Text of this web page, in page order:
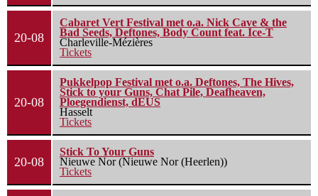
20-08
Cabaret Vert Festival met o.a. Nick Cave & the
Bad Seeds, Deftones, Body Count feat. Ice-T
Charleville-Mézières
Tickets
20-08
Pukkelpop Festival met o.a. Deftones, The Hives,
Stick to your Guns, Chat Pile, Deafheaven,
Ploegendienst, dEUS
Hasselt
Tickets
20-08
Stick To Your Guns
Nieuwe Nor (Nieuwe Nor (Heerlen))
Tickets